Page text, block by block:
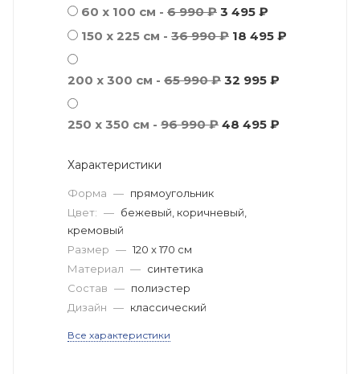
60 x 100 см - 6 990 ₽ 3 495 ₽
150 x 225 см - 36 990 ₽ 18 495 ₽
200 x 300 см - 65 990 ₽ 32 995 ₽
250 x 350 см - 96 990 ₽ 48 495 ₽
Характеристики
Форма — прямоугольник
Цвет: — бежевый, коричневый,
кремовый
Размер — 120 x 170 см
Материал — синтетика
Состав — полиэстер
Дизайн — классический
Все характеристики